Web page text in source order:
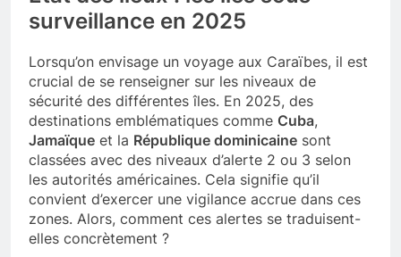
surveillance en 2025
Lorsqu’on envisage un voyage aux Caraïbes, il est
crucial de se renseigner sur les niveaux de
sécurité des différentes îles. En 2025, des
destinations emblématiques comme Cuba,
Jamaïque et la République dominicaine sont
classées avec des niveaux d’alerte 2 ou 3 selon
les autorités américaines. Cela signifie qu’il
convient d’exercer une vigilance accrue dans ces
zones. Alors, comment ces alertes se traduisent-
elles concrètement ?